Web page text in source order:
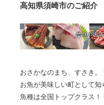
高知県須崎市のご紹介
おさかなのまち、すさき
お魚が美味しい町として
魚種は全国トップクラス